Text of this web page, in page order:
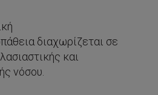
διαχωρίζεται σε
και
νόσου.